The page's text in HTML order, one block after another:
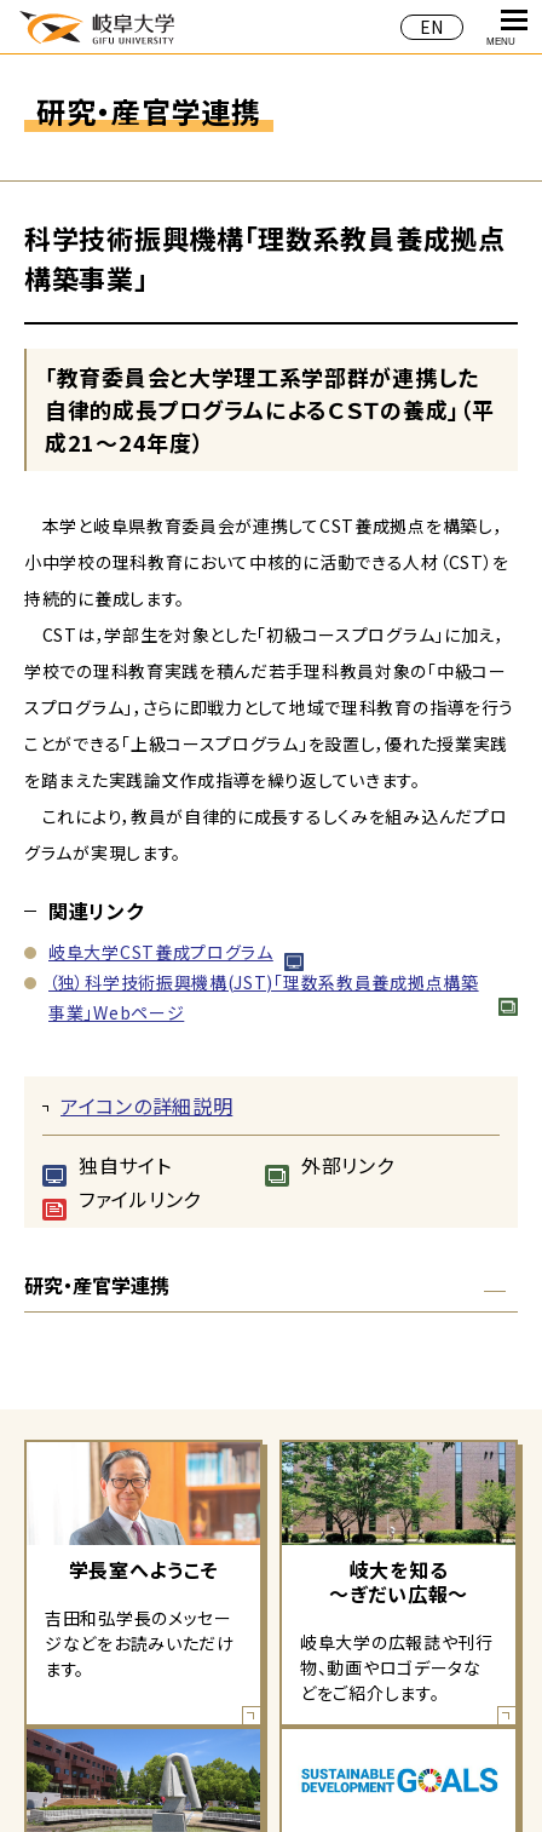
EN
MENU
研究・産官学連携
科学技術振興機構「理数系教員養成拠点
構築事業」
「教育委員会と大学理工系学部群が連携した
自律的成長プログラムによるＣＳＴの養成」（平
成21～24年度）
本学と岐阜県教育委員会が連携してCST養成拠点を構築し，
小中学校の理科教育において中核的に活動できる人材（CST）を
持続的に養成します。
CSTは，学部生を対象とした「初級コースプログラム」に加え，
学校での理科教育実践を積んだ若手理科教員対象の「中級コー
スプログラム」，さらに即戦力として地域で理科教育の指導を行う
ことができる「上級コースプログラム」を設置し，優れた授業実践
を踏まえた実践論文作成指導を繰り返していきます。
これにより，教員が自律的に成長するしくみを組み込んだプロ
グラムが実現します。
関連リンク
岐阜大学CST養成プログラム
（独）科学技術振興機構(JST)「理数系教員養成拠点構築
事業」Webページ
アイコンの詳細説明
独自サイト
外部リンク
ファイルリンク
研究・産官学連携
学長室へようこそ
吉田和弘学長のメッセー
ジなどをお読みいただけ
ます。
岐大を知る
～ぎだい広報～
岐阜大学の広報誌や刊行
物、動画やロゴデータな
どをご紹介します。